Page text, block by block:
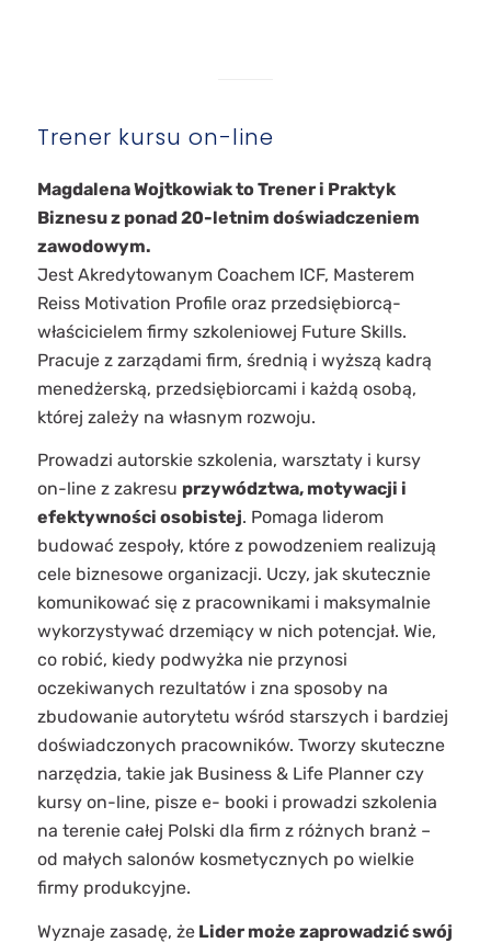
Trener kursu on-line
Magdalena Wojtkowiak to Trener i Praktyk
Biznesu z ponad 20-letnim doświadczeniem
zawodowym.
Jest Akredytowanym Coachem ICF, Masterem
Reiss Motivation Profile oraz przedsiębiorcą-
właścicielem firmy szkoleniowej Future Skills.
Pracuje z zarządami firm, średnią i wyższą kadrą
menedżerską, przedsiębiorcami i każdą osobą,
której zależy na własnym rozwoju.
Prowadzi autorskie szkolenia, warsztaty i kursy
on-line z zakresu przywództwa, motywacji i
efektywności osobistej. Pomaga liderom
budować zespoły, które z powodzeniem realizują
cele biznesowe organizacji. Uczy, jak skutecznie
komunikować się z pracownikami i maksymalnie
wykorzystywać drzemiący w nich potencjał. Wie,
co robić, kiedy podwyżka nie przynosi
oczekiwanych rezultatów i zna sposoby na
zbudowanie autorytetu wśród starszych i bardziej
doświadczonych pracowników. Tworzy skuteczne
narzędzia, takie jak Business & Life Planner czy
kursy on-line, pisze e- booki i prowadzi szkolenia
na terenie całej Polski dla firm z różnych branż –
od małych salonów kosmetycznych po wielkie
firmy produkcyjne.
Wyznaje zasadę, żeLider może zaprowadzić swój